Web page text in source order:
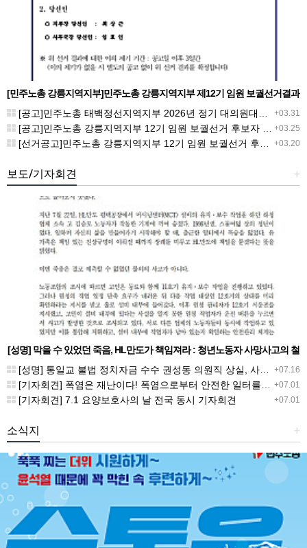
[민주노총 강릉지역지부]민주노총 강릉지역지부 제12기 임원 보궐선거결과
공고
+03.31
[공고]민주노총 태백정선지역지부 2026년 정기 대의원대회 재소집 건
+03.25
[공고]민주노총 강릉지역지부 12기 임원 보궐선거 후보자 확정 공고
+03.20
[선거공고]민주노총 강릉지역지부 12기 임원 보궐선거 후보 등록 기간 연장 공고
+
보도/기자회견
[성명] 막을 수 있었던 죽음, HL만도가 책임져라 : 청년노동자 사망사고의 철
저한 진상규명과 재발방지 대책 마련하라
+07.16
[성명] 통일교 불법 정치자금 수수 권성동 의원직 상실, 사필귀정이다
+07.01
[기자회견] 폭염은 재난이다! 폭염으로부터 안전한 일터를 위한 민주노총 강원지역본부 폭염감시단 선포 기자회견
+07.01
[기자회견] 7.1 요양보호사의 날 전국 동시 기자회견
+
소식지